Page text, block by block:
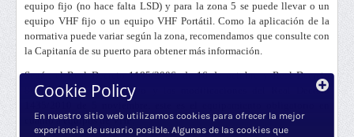
equipo fijo (no hace falta LSD) y para la zona 5 se puede llevar o un
equipo VHF fijo o un equipo VHF Portátil. Como la aplicación de la
normativa puede variar según la zona, recomendamos que consulte con
la Capitanía de su puerto para obtener más información.
Según el Real Decreto 1185/2006, de 16 de octubre y Real Decreto
809/1999, de 14 demayo y las modificaciones del Real Decreto
cuanto a equipos de VHF:
Cookie Policy
En nuestro sitio web utilizamos cookies para ofrecer la mejor
experiencia de usuario posible. Algunas de las cookies que